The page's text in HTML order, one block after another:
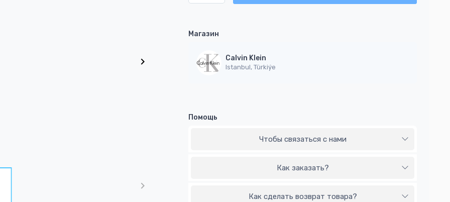
Магазин
Calvin Klein
Istanbul, Türkiýe
Помощь
Чтобы связаться с нами
Как заказать?
Как сделать возврат товара?